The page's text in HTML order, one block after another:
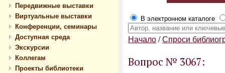
Передвижные выставки
Виртуальные выставки
Конференции, семинары
Доступная среда
Экскурсии
Коллегам
Проекты библиотеки
В электронном каталоге
Начало/Спроси
Вопрос № 3067: